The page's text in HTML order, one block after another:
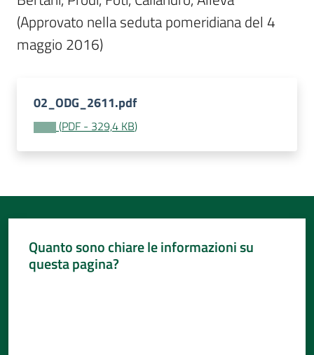
(Approvato nella seduta pomeridiana del 4
maggio 2016)
02_ODG_2611.pdf
(PDF - 329,4 KB)
Quanto sono chiare le informazioni su
questa pagina?